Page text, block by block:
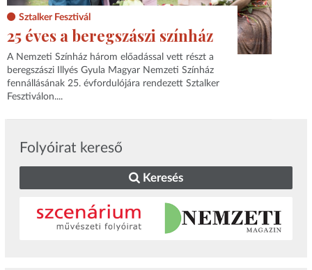
Sztalker Fesztivál
25 éves a beregszászi színház
A Nemzeti Színház három előadással vett részt a
beregszászi Illyés Gyula Magyar Nemzeti Színház
fennállásának 25. évfordulójára rendezett Sztalker
Fesztiválon....
Folyóirat kereső
Keresés